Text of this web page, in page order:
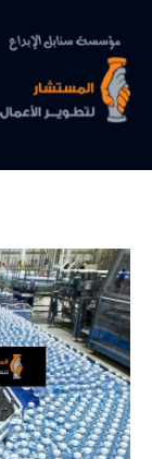
المحتوى